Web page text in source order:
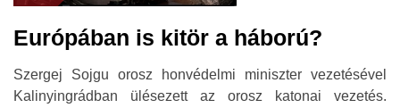
Európában is kitör a háború?
Szergej Sojgu orosz honvédelmi miniszter vezetésével
Kalinyingrádban ülésezett az orosz katonai vezetés.